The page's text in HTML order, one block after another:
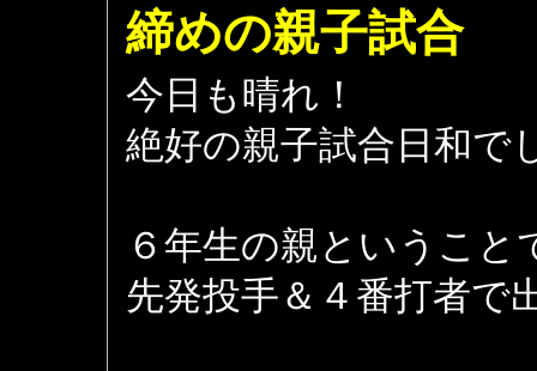
締めの親子試合
今日も晴れ！
絶好の親子試合日和で
６年生の親ということ
先発投手＆４番打者で